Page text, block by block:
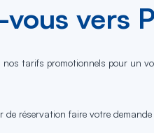
vous vers
nos tarifs promotionnels pour un
de réservation faire votre